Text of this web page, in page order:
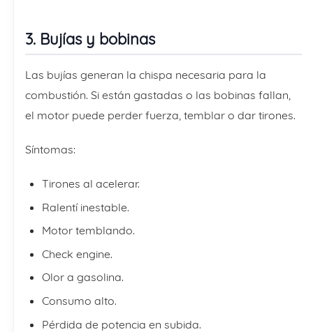
3. Bujías y bobinas
Las bujías generan la chispa necesaria para la
combustión. Si están gastadas o las bobinas fallan,
el motor puede perder fuerza, temblar o dar tirones.
Síntomas:
Tirones al acelerar.
Ralentí inestable.
Motor temblando.
Check engine.
Olor a gasolina.
Consumo alto.
Pérdida de potencia en subida.